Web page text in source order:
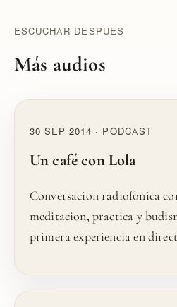
ESCUCHAR DESPUES
Más audios
30 SEP 2014 · PODCAST
Un café con Lola
Conversacion radiofonica
meditacion, practica y
primera experiencia en